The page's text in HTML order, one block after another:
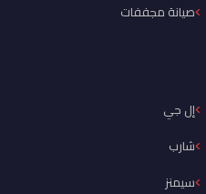
صيانة مجففات
إل جي
شارب
سيمنز